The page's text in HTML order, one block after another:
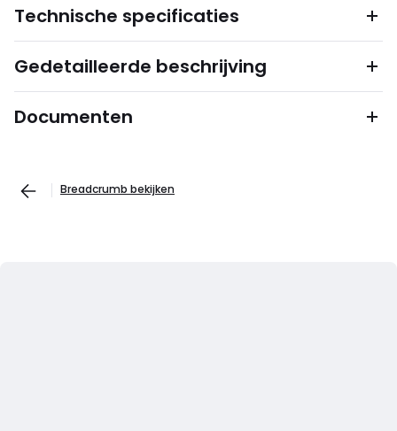
Technische specificaties
Gedetailleerde beschrijving
Documenten
Breadcrumb bekijken